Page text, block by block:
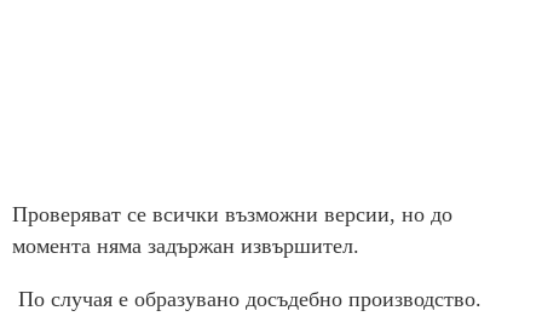
Проверяват се всички възможни версии, но до
момента няма задържан извършител.
По случая е образувано досъдебно производство.